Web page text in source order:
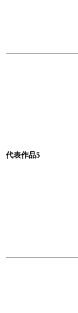
代表作品5